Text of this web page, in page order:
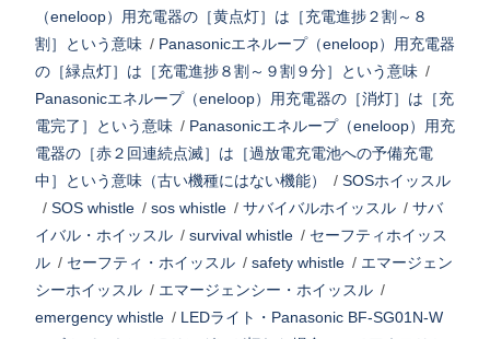
（eneloop）用充電器の［黄点灯］は［充電進捗２割～８
割］という意味 / Panasonicエネループ（eneloop）用充電器
の［緑点灯］は［充電進捗８割～９割９分］という意味 /
Panasonicエネループ（eneloop）用充電器の［消灯］は［充
電完了］という意味 / Panasonicエネループ（eneloop）用充
電器の［赤２回連続点滅］は［過放電充電池への予備充電
中］という意味（古い機種にはない機能）
/ SOSホイッスル
/ SOS whistle / sos whistle / サバイバルホイッスル / サバ
イバル・ホイッスル / survival whistle / セーフティホイッス
ル / セーフティ・ホイッスル / safety whistle / エマージェン
シーホイッスル / エマージェンシー・ホイッスル /
emergency whistle / LEDライト・Panasonic BF-SG01N-W